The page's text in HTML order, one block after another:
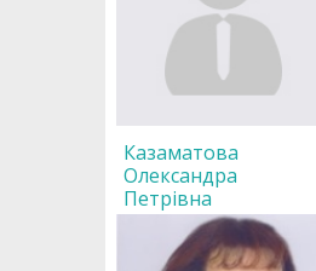
Казаматова
Олександра
Петрівна